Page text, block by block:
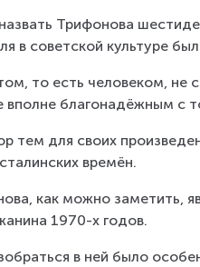
Трифонова
в советской культуре
то есть человеком, не
благонадёжным с
тем для своих
времён.
как можно заметить,
1970-х годов.
в ней было